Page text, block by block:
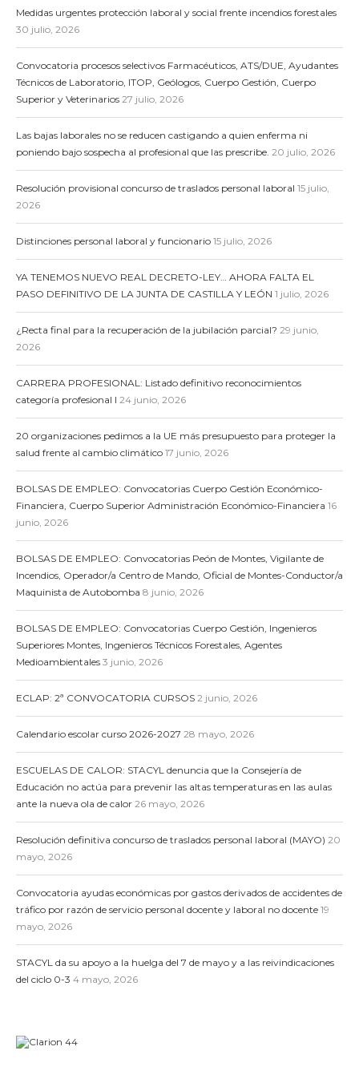
Medidas urgentes protección laboral y social frente incendios forestales
30 julio, 2026
Convocatoria procesos selectivos Farmacéuticos, ATS/DUE, Ayudantes
Técnicos de Laboratorio, ITOP, Geólogos, Cuerpo Gestión, Cuerpo
Superior y Veterinarios 27 julio, 2026
Las bajas laborales no se reducen castigando a quien enferma ni
poniendo bajo sospecha al profesional que las prescribe. 20 julio, 2026
Resolución provisional concurso de traslados personal laboral 15 julio,
2026
Distinciones personal laboral y funcionario 15 julio, 2026
YA TENEMOS NUEVO REAL DECRETO-LEY… AHORA FALTA EL
PASO DEFINITIVO DE LA JUNTA DE CASTILLA Y LEÓN 1 julio, 2026
¿Recta final para la recuperación de la jubilación parcial? 29 junio,
2026
CARRERA PROFESIONAL: Listado definitivo reconocimientos
categoría profesional I 24 junio, 2026
20 organizaciones pedimos a la UE más presupuesto para proteger la
salud frente al cambio climático 17 junio, 2026
BOLSAS DE EMPLEO: Convocatorias Cuerpo Gestión Económico-
Financiera, Cuerpo Superior Administración Económico-Financiera 16
junio, 2026
BOLSAS DE EMPLEO: Convocatorias Peón de Montes, Vigilante de
Incendios, Operador/a Centro de Mando, Oficial de Montes-Conductor/a
Maquinista de Autobomba 8 junio, 2026
BOLSAS DE EMPLEO: Convocatorias Cuerpo Gestión, Ingenieros
Superiores Montes, Ingenieros Técnicos Forestales, Agentes
Medioambientales 3 junio, 2026
ECLAP: 2ª CONVOCATORIA CURSOS 2 junio, 2026
Calendario escolar curso 2026-2027 28 mayo, 2026
ESCUELAS DE CALOR: STACYL denuncia que la Consejería de
Educación no actúa para prevenir las altas temperaturas en las aulas
ante la nueva ola de calor 26 mayo, 2026
Resolución definitiva concurso de traslados personal laboral (MAYO) 20
mayo, 2026
Convocatoria ayudas económicas por gastos derivados de accidentes de
tráfico por razón de servicio personal docente y laboral no docente 19
mayo, 2026
STACYL da su apoyo a la huelga del 7 de mayo y a las reivindicaciones
del ciclo 0-3 4 mayo, 2026